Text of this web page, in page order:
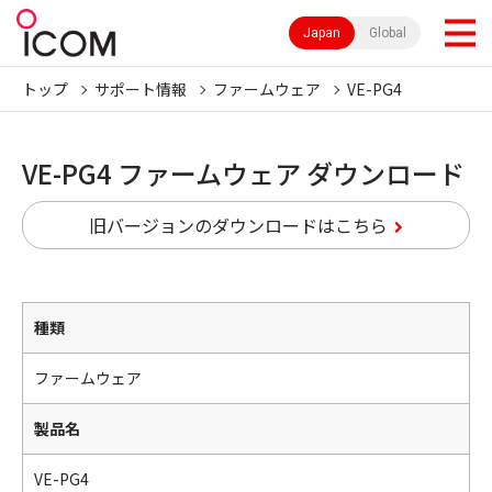
Japan Global
トップ サポート情報 ファームウェア VE-PG4
VE-PG4 ファームウェア ダウンロード
旧バージョンのダウンロードはこちら
種類
ファームウェア
製品名
VE-PG4